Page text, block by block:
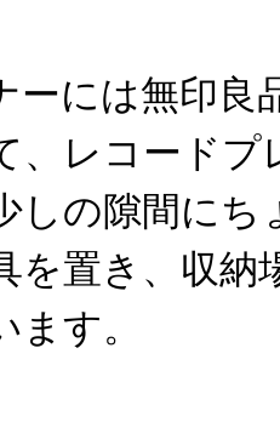
ーには無印良
、レコードプ
しの隙間にち
を置き、収納
ます。